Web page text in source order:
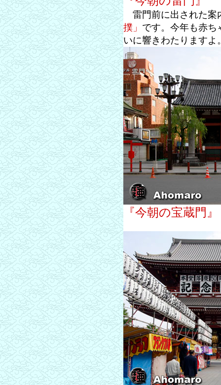
雷門前に出された案
撲」 です。今年も赤ち
いに響きわたりますよ
『今朝の宝蔵門』